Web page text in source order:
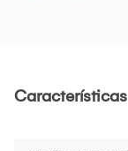
Características